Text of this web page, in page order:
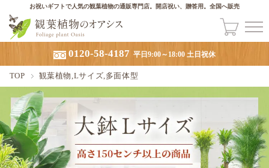
お祝いギフトで人気の観葉植物の通販専門店。開店祝い、贈答用。全国へ販売
0120-58-4187 平日9:00～18:00 土日祝休
TOP 観葉植物,Lサイズ,多面体型